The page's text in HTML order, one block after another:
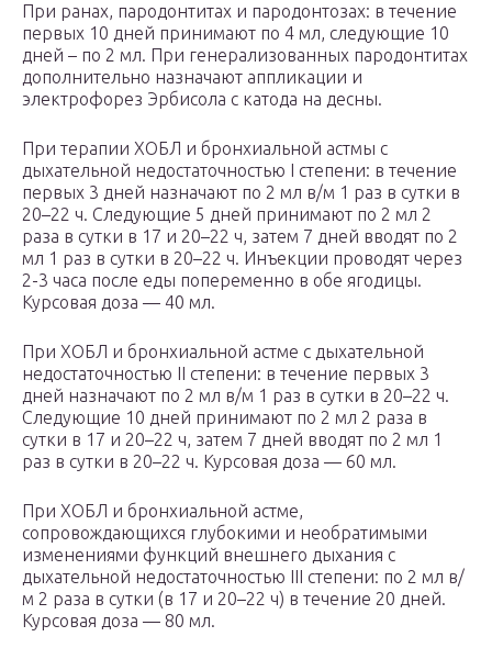
При ранах, пародонтитах и пародонтозах: в течение
первых 10 дней принимают по 4 мл, следующие 10
дней – по 2 мл. При генерализованных пародонтитах
дополнительно назначают аппликации и
электрофорез Эрбисола с катода на десны.
При терапии ХОБЛ и бронхиальной астмы с
дыхательной недостаточностью І степени: в течение
первых 3 дней назначают по 2 мл в/м 1 раз в сутки в
20–22 ч. Следующие 5 дней принимают по 2 мл 2
раза в сутки в 17 и 20–22 ч, затем 7 дней вводят по 2
мл 1 раз в сутки в 20–22 ч. Инъекции проводят через
2-3 часа после еды попеременно в обе ягодицы.
Курсовая доза — 40 мл.
При ХОБЛ и бронхиальной астме с дыхательной
недостаточностью ІІ степени: в течение первых 3
дней назначают по 2 мл в/м 1 раз в сутки в 20–22 ч.
Следующие 10 дней принимают по 2 мл 2 раза в
сутки в 17 и 20–22 ч, затем 7 дней вводят по 2 мл 1
раз в сутки в 20–22 ч. Курсовая доза — 60 мл.
При ХОБЛ и бронхиальной астме,
сопровождающихся глубокими и необратимыми
изменениями функций внешнего дыхания с
дыхательной недостаточностью III степени: по 2 мл в/
м 2 раза в сутки (в 17 и 20–22 ч) в течение 20 дней.
Курсовая доза — 80 мл.